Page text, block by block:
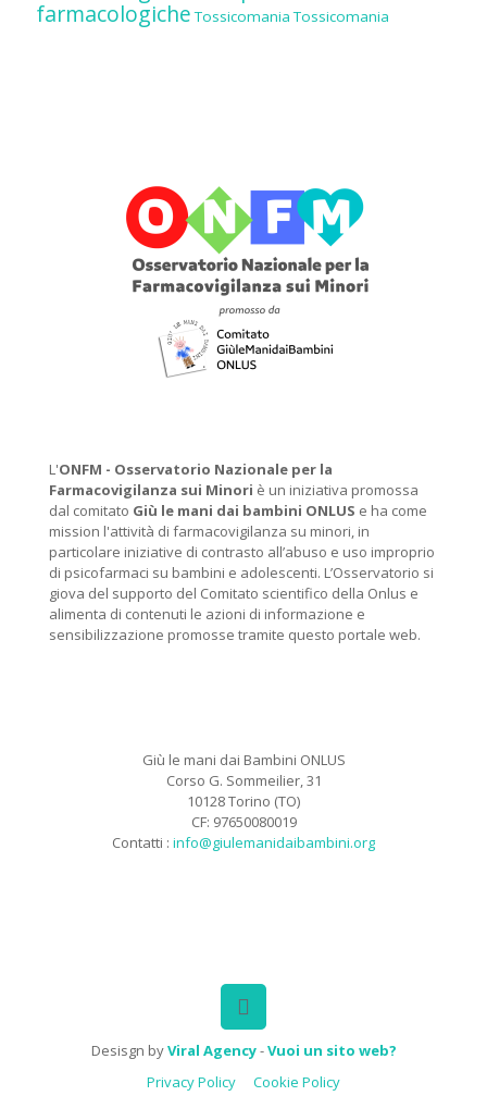
farmacologiche Tossicomania Tossicomania
L'ONFM - Osservatorio Nazionale per la
Farmacovigilanza sui Minori è un iniziativa promossa
dal comitato Giù le mani dai bambini ONLUS e ha come
mission l'attività di farmacovigilanza su minori, in
particolare iniziative di contrasto all’abuso e uso improprio
di psicofarmaci su bambini e adolescenti. L’Osservatorio si
giova del supporto del Comitato scientifico della Onlus e
alimenta di contenuti le azioni di informazione e
sensibilizzazione promosse tramite questo portale web.
Giù le mani dai Bambini ONLUS
Corso G. Sommeilier, 31
10128 Torino (TO)
CF: 97650080019
Contatti : info@giulemanidaibambini.org
Desisgn byViral Agency-Vuoi un sito web?
Privacy Policy
Cookie Policy